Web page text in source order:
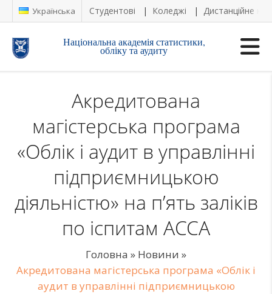
Українська Студентові Коледжі Дистанційне
Національна академія статистики,
обліку та аудиту
Акредитована
магістерська програма
«Облік і аудит в управлінні
підприємницькою
діяльністю» на п’ять заліків
по іспитам АССА
Головна » Новини »
Акредитована магістерська програма «Облік і
аудит в управлінні підприємницькою